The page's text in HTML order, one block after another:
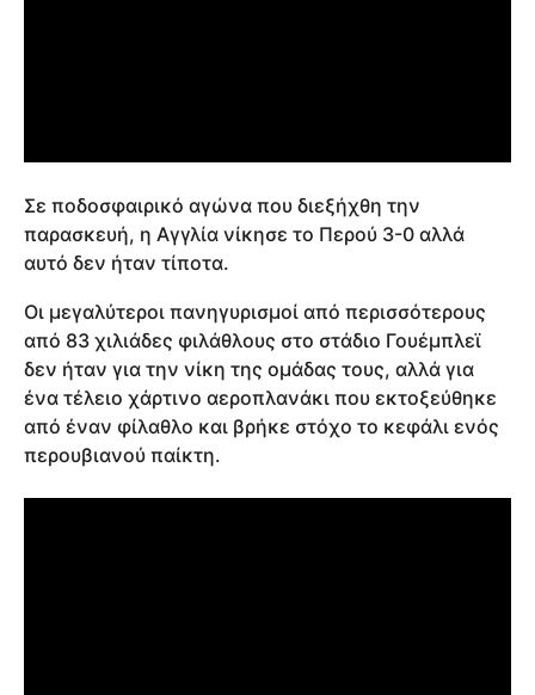
Σε ποδοσφαιρικό αγώνα που διεξήχθη την
παρασκευή, η Αγγλία νίκησε το Περού 3-0 αλλά
αυτό δεν ήταν τίποτα.
Οι μεγαλύτεροι πανηγυρισμοί από περισσότερους
από 83 χιλιάδες φιλάθλους στο στάδιο Γουέμπλεϊ
δεν ήταν για την νίκη της ομάδας τους, αλλά για
ένα τέλειο χάρτινο αεροπλανάκι που εκτοξεύθηκε
από έναν φίλαθλο και βρήκε στόχο το κεφάλι ενός
περουβιανού παίκτη.